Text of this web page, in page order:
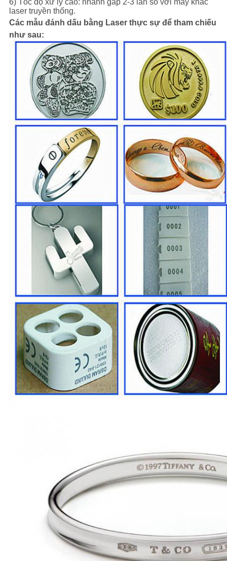
6) Tốc độ xử lý cao: nhanh gấp 2-3 lần so với máy khắc
laser truyền thống.
Các mẫu đánh dấu bằng Laser thực sự để tham chiếu
như sau: